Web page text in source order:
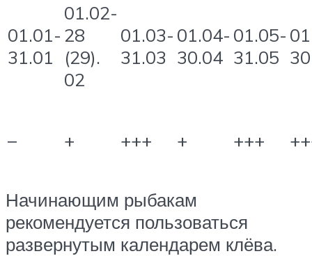
01.01-
31.01
01.02-
28
(29).
02
01.03-
31.03
01.04-
30.04
01.05-
31.05
– + +++ + +++
Начинающим рыбакам
рекомендуется пользоваться
развернутым календарем клёва.